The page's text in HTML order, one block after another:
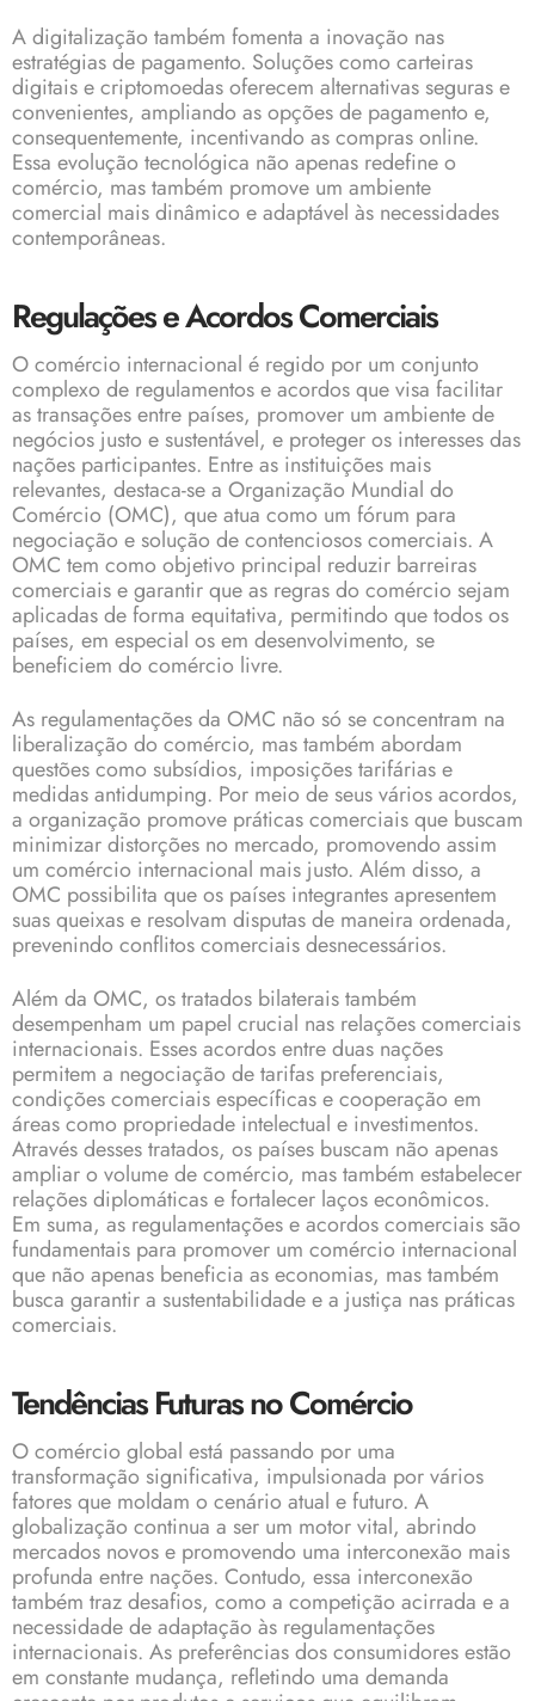
A digitalização também fomenta a inovação nas
estratégias de pagamento. Soluções como carteiras
digitais e criptomoedas oferecem alternativas seguras e
convenientes, ampliando as opções de pagamento e,
consequentemente, incentivando as compras online.
Essa evolução tecnológica não apenas redefine o
comércio, mas também promove um ambiente
comercial mais dinâmico e adaptável às necessidades
contemporâneas.
Regulações e Acordos Comerciais
O comércio internacional é regido por um conjunto
complexo de regulamentos e acordos que visa facilitar
as transações entre países, promover um ambiente de
negócios justo e sustentável, e proteger os interesses das
nações participantes. Entre as instituições mais
relevantes, destaca-se a Organização Mundial do
Comércio (OMC), que atua como um fórum para
negociação e solução de contenciosos comerciais. A
OMC tem como objetivo principal reduzir barreiras
comerciais e garantir que as regras do comércio sejam
aplicadas de forma equitativa, permitindo que todos os
países, em especial os em desenvolvimento, se
beneficiem do comércio livre.
As regulamentações da OMC não só se concentram na
liberalização do comércio, mas também abordam
questões como subsídios, imposições tarifárias e
medidas antidumping. Por meio de seus vários acordos,
a organização promove práticas comerciais que buscam
minimizar distorções no mercado, promovendo assim
um comércio internacional mais justo. Além disso, a
OMC possibilita que os países integrantes apresentem
suas queixas e resolvam disputas de maneira ordenada,
prevenindo conflitos comerciais desnecessários.
Além da OMC, os tratados bilaterais também
desempenham um papel crucial nas relações comerciais
internacionais. Esses acordos entre duas nações
permitem a negociação de tarifas preferenciais,
condições comerciais específicas e cooperação em
áreas como propriedade intelectual e investimentos.
Através desses tratados, os países buscam não apenas
ampliar o volume de comércio, mas também estabelecer
relações diplomáticas e fortalecer laços econômicos.
Em suma, as regulamentações e acordos comerciais são
fundamentais para promover um comércio internacional
que não apenas beneficia as economias, mas também
busca garantir a sustentabilidade e a justiça nas práticas
comerciais.
Tendências Futuras no Comércio
O comércio global está passando por uma
transformação significativa, impulsionada por vários
fatores que moldam o cenário atual e futuro. A
globalização continua a ser um motor vital, abrindo
mercados novos e promovendo uma interconexão mais
profunda entre nações. Contudo, essa interconexão
também traz desafios, como a competição acirrada e a
necessidade de adaptação às regulamentações
internacionais. As preferências dos consumidores estão
em constante mudança, refletindo uma demanda